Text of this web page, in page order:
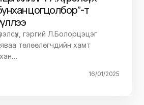
цогцолбор”-т
гэргий Л.Болорцэцэг
төлөөлөгчдийн хамт
16/01/2025